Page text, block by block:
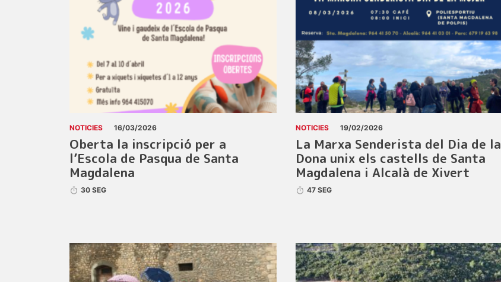
NOTICIES 16/03/2026
Oberta la inscripció per a
l’Escola de Pasqua de Santa
Magdalena
30 SEG
NOTICIES 19/02/2026
La Marxa Senderista del Dia de la
Dona unix els castells de Santa
Magdalena i Alcalà de Xivert
47 SEG